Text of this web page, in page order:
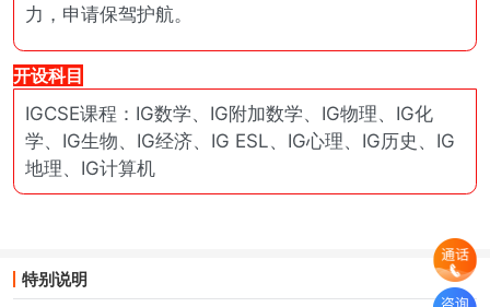
力，申请保驾护航。
开设科目
IGCSE课程：IG数学、IG附加数学、IG物理、IG化
学、IG生物、IG经济、IG ESL、IG心理、IG历史、IG
地理、IG计算机
特别说明